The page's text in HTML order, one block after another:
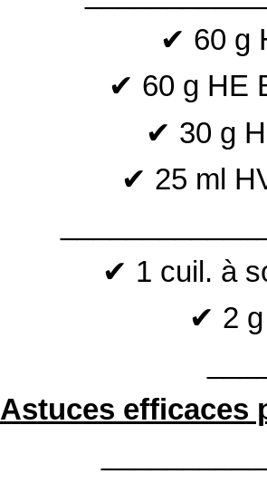
✔ 60 g
✔ 60 g HE
✔ 30 g
✔ 25 ml
✔ 1 cuil. à
✔ 2 g
Astuces efficaces